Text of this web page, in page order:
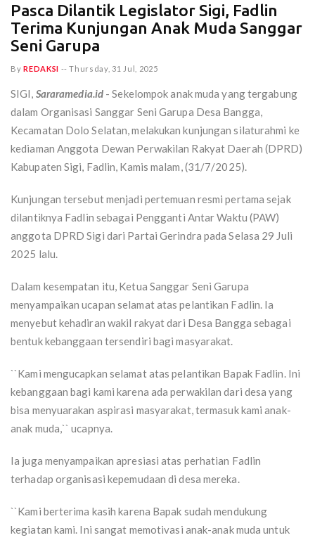
Pasca Dilantik Legislator Sigi, Fadlin
Terima Kunjungan Anak Muda Sanggar
Seni Garupa
ByREDAKSI -- Thursday, 31 Jul, 2025
SIGI, Sararamedia.id - Sekelompok anak muda yang tergabung
dalam Organisasi Sanggar Seni Garupa Desa Bangga,
Kecamatan Dolo Selatan, melakukan kunjungan silaturahmi ke
kediaman Anggota Dewan Perwakilan Rakyat Daerah (DPRD)
Kabupaten Sigi, Fadlin, Kamis malam, (31/7/2025).
Kunjungan tersebut menjadi pertemuan resmi pertama sejak
dilantiknya Fadlin sebagai Pengganti Antar Waktu (PAW)
anggota DPRD Sigi dari Partai Gerindra pada Selasa 29 Juli
2025 lalu.
Dalam kesempatan itu, Ketua Sanggar Seni Garupa
menyampaikan ucapan selamat atas pelantikan Fadlin. Ia
menyebut kehadiran wakil rakyat dari Desa Bangga sebagai
bentuk kebanggaan tersendiri bagi masyarakat.
``Kami mengucapkan selamat atas pelantikan Bapak Fadlin. Ini
kebanggaan bagi kami karena ada perwakilan dari desa yang
bisa menyuarakan aspirasi masyarakat, termasuk kami anak-
anak muda,`` ucapnya.
Ia juga menyampaikan apresiasi atas perhatian Fadlin
terhadap organisasi kepemudaan di desa mereka.
``Kami berterima kasih karena Bapak sudah mendukung
kegiatan kami. Ini sangat memotivasi anak-anak muda untuk